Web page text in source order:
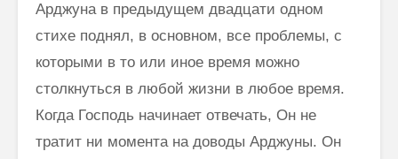
Арджуна в предыдущем двадцати одном
стихе поднял, в основном, все проблемы, с
которыми в то или иное время можно
столкнуться в любой жизни в любое время.
Когда Господь начинает отвечать, Он не
тратит ни момента на доводы Арджуны. Он